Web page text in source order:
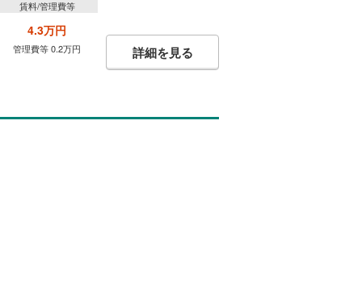
賃料/管理費等
4.3万円
管理費等 0.2万円 詳細を見る